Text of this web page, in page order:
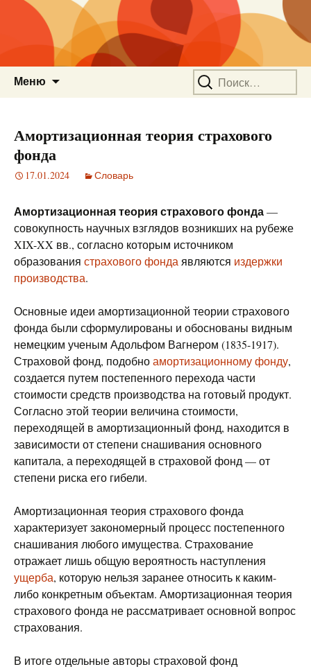
Меню Найти:
Амортизационная теория страхового
фонда
17.01.2024 Словарь
Амортизационная теория страхового фонда—
совокупность научных взглядов возникших на рубеже
XIX-XX вв., согласно которым источником
образования страхового фонда являются издержки
производства.
Основные идеи амортизационной теории страхового
фонда были сформулированы и обоснованы видным
немецким ученым Адольфом Вагнером (1835-1917).
Страховой фонд, подобноамортизационному фонду,
создается путем постепенного перехода части
стоимости средств производства на готовый продукт.
Согласно этой теории величина стоимости,
переходящей в амортизационный фонд, находится в
зависимости от степени снашивания основного
капитала, а переходящей в страховой фонд — от
степени риска его гибели.
Амортизационная теория страхового фонда
характеризует закономерный процесс постепенного
снашивания любого имущества. Страхование
отражает лишь общую вероятность наступления
ущерба, которую нельзя заранее относить к каким-
либо конкретным объектам. Амортизационная теория
страхового фонда не рассматривает основной вопрос
страхования.
В итоге отдельные авторы страховой фонд